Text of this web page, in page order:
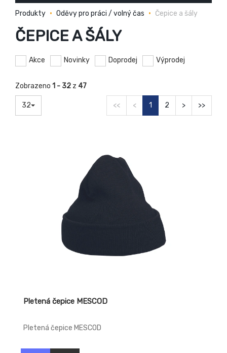
Produkty Oděvy pro práci / volný čas Čepice a šály
ČEPICE A ŠÁLY
Akce Novinky Doprodej Výprodej
Zobrazeno 1 - 32 z 47
32 << < 1 2 > >>
Pletená čepice MESCOD
Pletená čepice MESCOD